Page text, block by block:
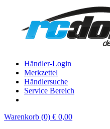
Händler-Login
Merkzettel
Händlersuche
Service Bereich
Warenkorb (0) € 0,00